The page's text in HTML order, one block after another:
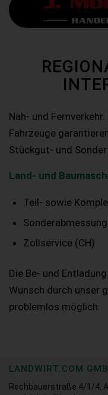
Nah- und
Fahrzeuge
Stückgut- und
Land- und
Teil- sowie
Zollservice (CH)
Die Be- und
Wunsch durch unser
problemlos möglich.
LANDWIRT.COM
Rechbauerstraße 4/1/4,